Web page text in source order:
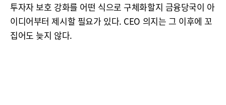
투자자 보호 강화를 어떤 식으로 구체화할지 금융당국이 아
이디어부터 제시할 필요가 있다. CEO 의지는 그 이후에 꼬
집어도 늦지 않다.